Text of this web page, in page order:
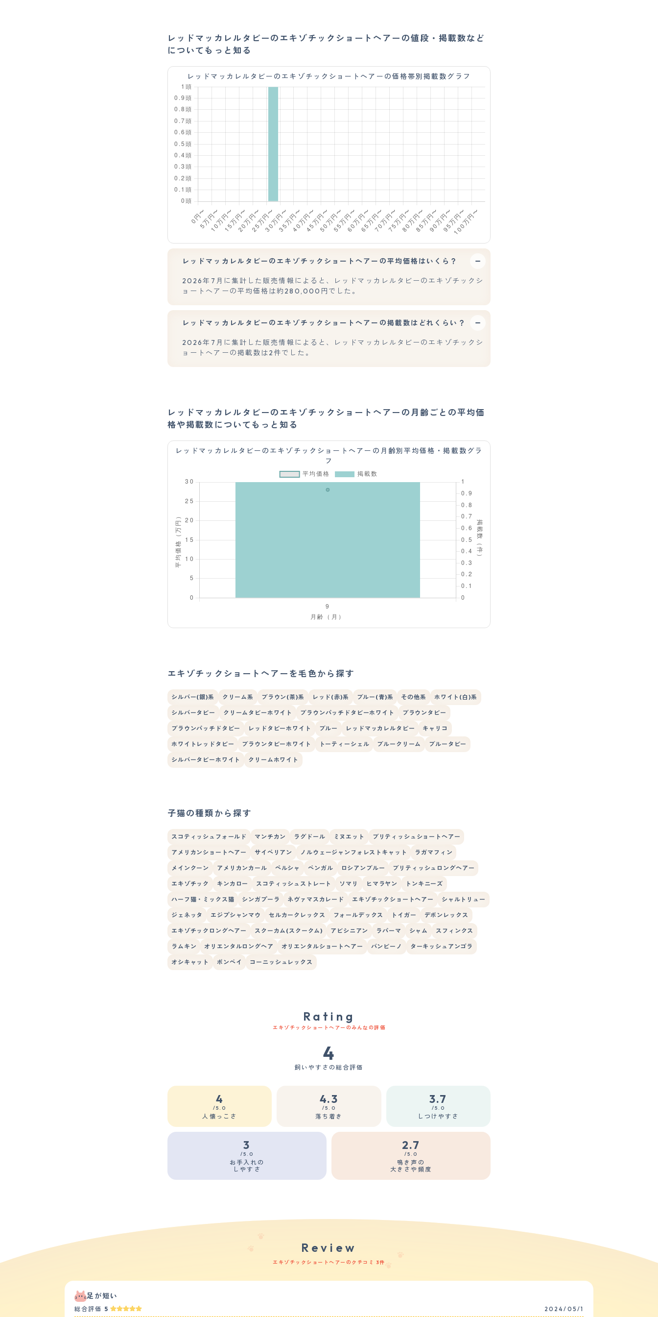
レッドマッカレルタビーのエキゾチックショートヘアーの値段・掲載数など
についてもっと知る
レッドマッカレルタビーのエキゾチックショートヘアーの価格帯別掲載数グラフ
レッドマッカレルタビーのエキゾチックショートヘアーの平均価格はいくら？
2026年7月に集計した販売情報によると、レッドマッカレルタビーのエキゾチックシ
ョートヘアーの平均価格は約280,000円でした。
レッドマッカレルタビーのエキゾチックショートヘアーの掲載数はどれくらい？
2026年7月に集計した販売情報によると、レッドマッカレルタビーのエキゾチックシ
ョートヘアーの掲載数は2件でした。
レッドマッカレルタビーのエキゾチックショートヘアーの月齢ごとの平均価
格や掲載数についてもっと知る
レッドマッカレルタビーのエキゾチックショートヘアーの月齢別平均価格・掲載数グラ
フ
エキゾチックショートヘアーを毛色から探す
シルバー(銀)系 クリーム系 ブラウン(茶)系 レッド(赤)系 ブルー(青)系 その他系 ホワイト(白)系
シルバータビー クリームタビーホワイト ブラウンパッチドタビーホワイト ブラウンタビー
ブラウンパッチドタビー レッドタビーホワイト ブルー レッドマッカレルタビー キャリコ
ホワイトレッドタビー ブラウンタビーホワイト トーティーシェル ブルークリーム ブルータビー
シルバータビーホワイト クリームホワイト
子猫の種類から探す
スコティッシュフォールド マンチカン ラグドール ミヌエット ブリティッシュショートヘアー
アメリカンショートヘアー サイベリアン ノルウェージャンフォレストキャット ラガマフィン
メインクーン アメリカンカール ペルシャ ベンガル ロシアンブルー ブリティッシュロングヘアー
エキゾチック キンカロー スコティッシュストレート ソマリ ヒマラヤン トンキニーズ
ハーフ猫・ミックス猫 シンガプーラ ネヴァマスカレード エキゾチックショートヘアー シャルトリュー
ジェネッタ エジプシャンマウ セルカークレックス フォールデックス トイガー デボンレックス
エキゾチックロングヘアー スクーカム(スクークム) アビシニアン ラパーマ シャム スフィンクス
ラムキン オリエンタルロングヘア オリエンタルショートヘアー バンビーノ ターキッシュアンゴラ
オシキャット ボンベイ コーニッシュレックス
Rating
エキゾチックショートヘアーのみんなの評価
4
飼いやすさの総合評価
4
/5.0
人懐っこさ
4.3
/5.0
落ち着き
3.7
/5.0
しつけやすさ
3
/5.0
お手入れの
しやすさ
2.7
/5.0
鳴き声の
大きさや頻度
Review
エキゾチックショートヘアーのクチコミ 3件
足が短い
総合評価 5 2024/05/1